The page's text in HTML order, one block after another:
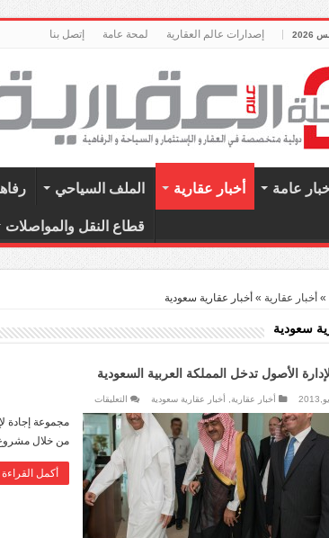
إصدارات عالم العقارية لمحة عامة إتصل بنا
عامة أخبار عقارية الملف السياحي
قطاع النقل والمواصلات
» أخبار عقارية » أخبار عقارية سعودية
سعودية
الأصول تدخل المملكة العربية السعودية
أخبار عقارية أخبار عقارية سعودية التعليقات
لإدارة
الأصول
تدخل
المملكة
العربية
السعودية
مغلقة
مجموعة إجادة
من خلال
أكمل